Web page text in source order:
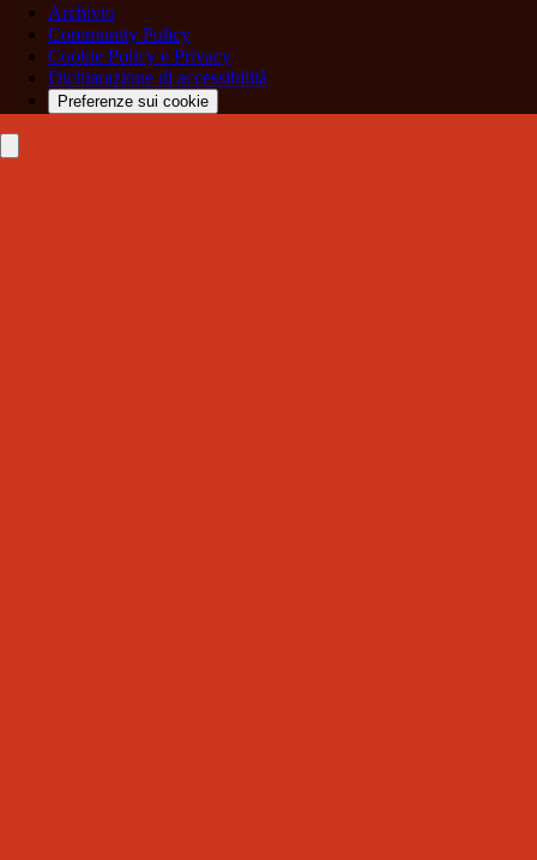
Archivio
Community Policy
Cookie Policy e Privacy
Dichiarazione di accessibilità
Preferenze sui cookie